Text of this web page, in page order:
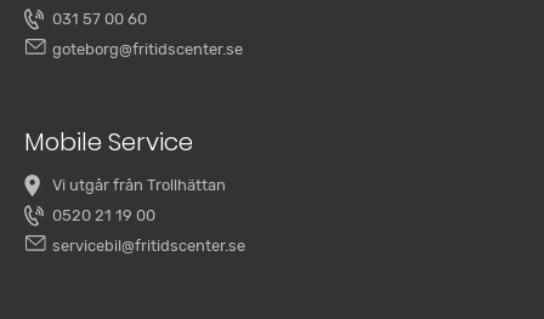
031 57 00 60
goteborg@fritidscenter.se
Mobile Service
Vi utgår från Trollhättan
0520 21 19 00
servicebil@fritidscenter.se